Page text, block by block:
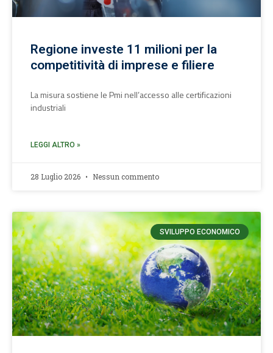
Regione investe 11 milioni per la
competitività di imprese e filiere
La misura sostiene le Pmi nell’accesso alle certificazioni
industriali
LEGGI ALTRO »
28 Luglio 2026 Nessun commento
SVILUPPO ECONOMICO